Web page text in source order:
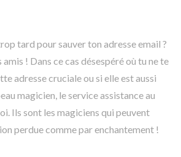
tard pour sauver ton adresse email ?
amis ! Dans ce cas désespéré où tu ne te
adresse cruciale ou si elle est aussi
magicien, le service assistance au
Ils sont les magiciens qui peuvent
perdue comme par enchantement !